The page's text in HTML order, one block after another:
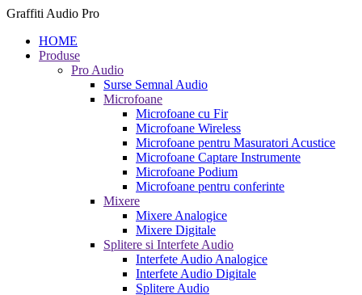
Graffiti Audio Pro
HOME
Produse
Pro Audio
Surse Semnal Audio
Microfoane
Microfoane cu Fir
Microfoane Wireless
Microfoane pentru Masuratori Acustice
Microfoane Captare Instrumente
Microfoane Podium
Microfoane pentru conferinte
Mixere
Mixere Analogice
Mixere Digitale
Splitere si Interfete Audio
Interfete Audio Analogice
Interfete Audio Digitale
Splitere Audio